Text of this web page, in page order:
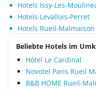
Hotels Issy-Les-
Hotels Levallois-Perret
Hotels Rueil-Malmaison
Beliebte Hotels im
Hôtel Le Cardinal
Novotel Paris Rueil
B&B HOME Rueil-